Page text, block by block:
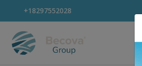
+18297552028